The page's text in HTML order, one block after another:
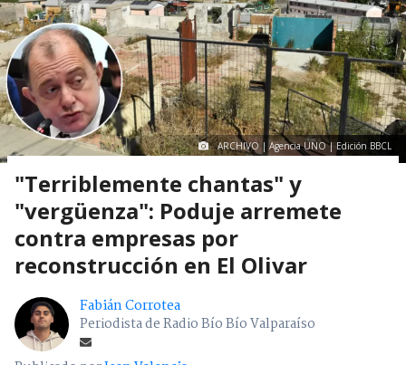
ARCHIVO | Agencia UNO | Edición BBCL
"Terriblemente chantas" y
"vergüenza": Poduje arremete
contra empresas por
reconstrucción en El Olivar
Fabián Corrotea
Periodista de Radio Bío Bío Valparaíso